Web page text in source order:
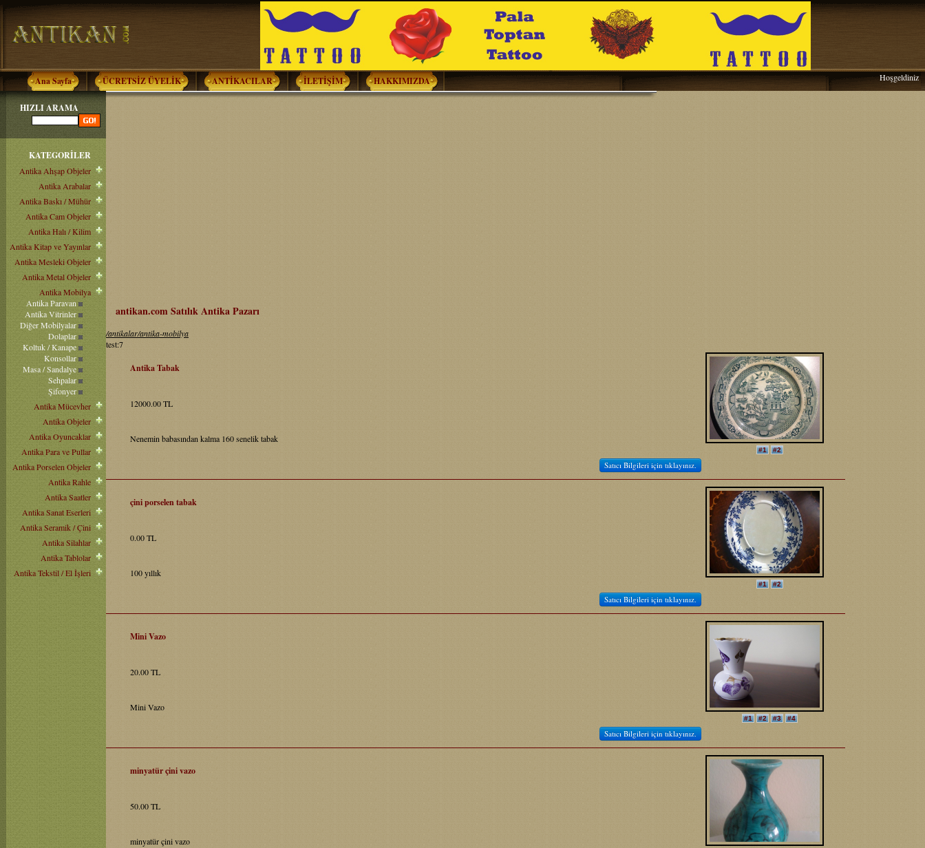
Ana Sayfa ÜCRETSİZ ÜYELİK ANTİKACILAR İLETİŞİM HAKKIMIZDA Hoşgeldiniz
HIZLI ARAMA
KATEGORİLER
Antika Ahşap Objeler
Antika Arabalar
Antika Baskı / Mühür
Antika Cam Objeler
Antika Halı / Kilim
Antika Kitap ve Yayınlar
Antika Mesleki Objeler
Antika Metal Objeler
Antika Mobilya
Antika Paravan
Antika Vitrinler
Diğer Mobilyalar
Dolaplar
Koltuk / Kanape
Konsollar
Masa / Sandalye
Sehpalar
Şifonyer
Antika Mücevher
Antika Objeler
Antika Oyuncaklar
Antika Para ve Pullar
Antika Porselen Objeler
Antika Rahle
Antika Saatler
Antika Sanat Eserleri
Antika Seramik / Çini
Antika Silahlar
Antika Tablolar
Antika Tekstil / El İşleri
antikan.com Satılık Antika Pazarı
/antikalar/antika-mobilya
test:7
Antika Tabak
#1 #2
12000.00 TL
Nenemin babasından kalma 160 senelik tabak
Satıcı Bilgileri için tıklayınız.
çini porselen tabak
#1 #2
0.00 TL
100 yıllık
Satıcı Bilgileri için tıklayınız.
Mini Vazo
#1 #2 #3 #4
20.00 TL
Mini Vazo
Satıcı Bilgileri için tıklayınız.
minyatür çini vazo
50.00 TL
minyatür çini vazo